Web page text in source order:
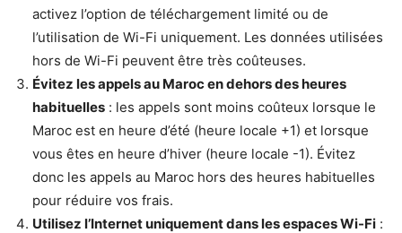
activez l’option de téléchargement limité ou de
l’utilisation de Wi-Fi uniquement. Les données utilisées
hors de Wi-Fi peuvent être très coûteuses.
Évitez les appels au Maroc en dehors des heures
habituelles : les appels sont moins coûteux lorsque le
Maroc est en heure d’été (heure locale +1) et lorsque
vous êtes en heure d’hiver (heure locale -1). Évitez
donc les appels au Maroc hors des heures habituelles
pour réduire vos frais.
Utilisez l’Internet uniquement dans les espaces Wi-Fi :